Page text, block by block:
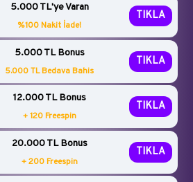
5.000 TL'ye Varan
%100 Nakit İade!
TIKLA
5.000 TL Bonus
5.000 TL Bedava Bahis
TIKLA
12.000 TL Bonus
+ 120 Freespin
TIKLA
20.000 TL Bonus
+ 200 Freespin
TIKLA